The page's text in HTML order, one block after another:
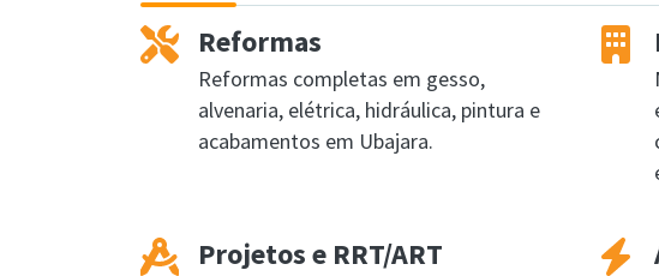
Reformas
Reformas completas em gesso,
alvenaria, elétrica, hidráulica, pintura e
acabamentos em Ubajara.
Projetos e RRT/ART